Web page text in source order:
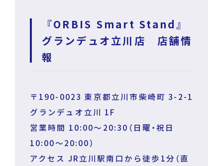
『ORBIS Smart Stand』
グランデュオ立川店 店舗情
報
〒190-0023 東京都立川市柴崎町 3-2-1
グランデュオ立川 1F
営業時間 10:00～20:30（日曜・祝日
10:00～20:00）
アクセス JR立川駅南口から徒歩1分（直